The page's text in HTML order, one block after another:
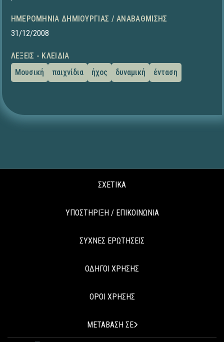
ΗΜΕΡΟΜΗΝΊΑ ΔΗΜΙΟΥΡΓΊΑΣ / ΑΝΑΒΆΘΜΙΣΗΣ
31/12/2008
ΛΈΞΕΙΣ - ΚΛΕΙΔΙΆ
Μουσική
παιχνίδια ήχος δυναμική ένταση
ΣΧΕΤΙΚΑ
ΥΠΟΣΤΗΡΙΞΗ / ΕΠΙΚΟΙΝΩΝΙΑ
ΣΥΧΝΕΣ ΕΡΩΤΗΣΕΙΣ
ΟΔΗΓΟΙ ΧΡΗΣΗΣ
ΟΡΟΙ ΧΡΗΣΗΣ
ΜΕΤΑΒΑΣΗ ΣΕ